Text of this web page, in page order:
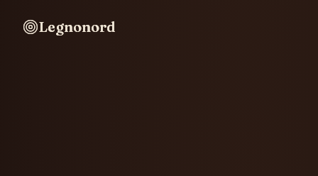
Legnonord
Legnonord